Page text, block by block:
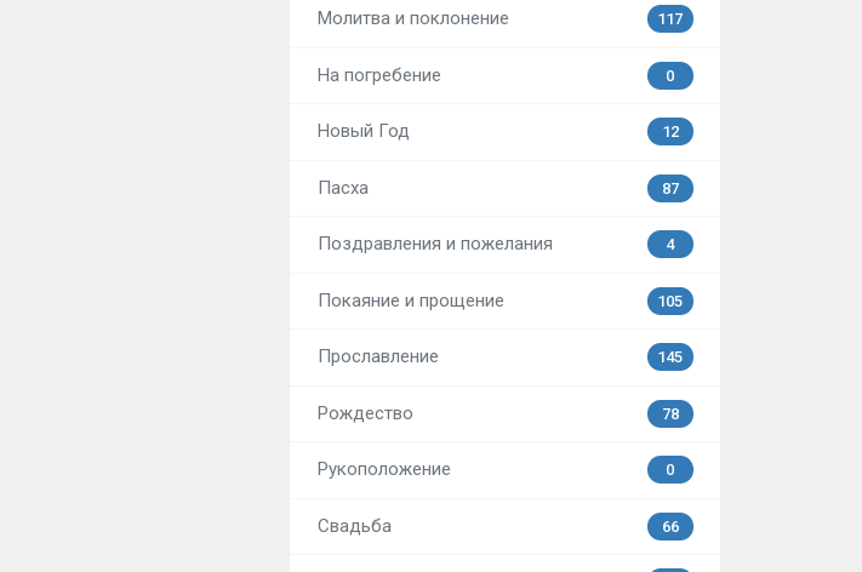
Молитва и поклонение 117
На погребение 0
Новый Год 12
Пасха 87
Поздравления и пожелания 4
Покаяние и прощение 105
Прославление 145
Рождество 78
Рукоположение 0
Свадьба 66